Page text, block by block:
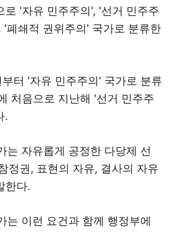
로 '자유 민주주의', '선거 민주주
'폐쇄적 권위주의' 국가로 분류한
터 '자유 민주주의' 국가로 분류
처음으로 지난해 '선거 민주주
.
는 자유롭게 공정한 다당제 선
정권, 표현의 자유, 결사의 자유
한다.
는 이런 요건과 함께 행정부에